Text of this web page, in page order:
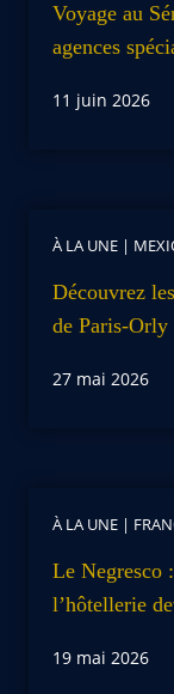
Voyage au
agences
11 juin 2026
À LA UNE |
Découvrez
de Paris-Orly
27 mai 2026
À LA UNE |
Le Negresco
l’hôtellerie
19 mai 2026